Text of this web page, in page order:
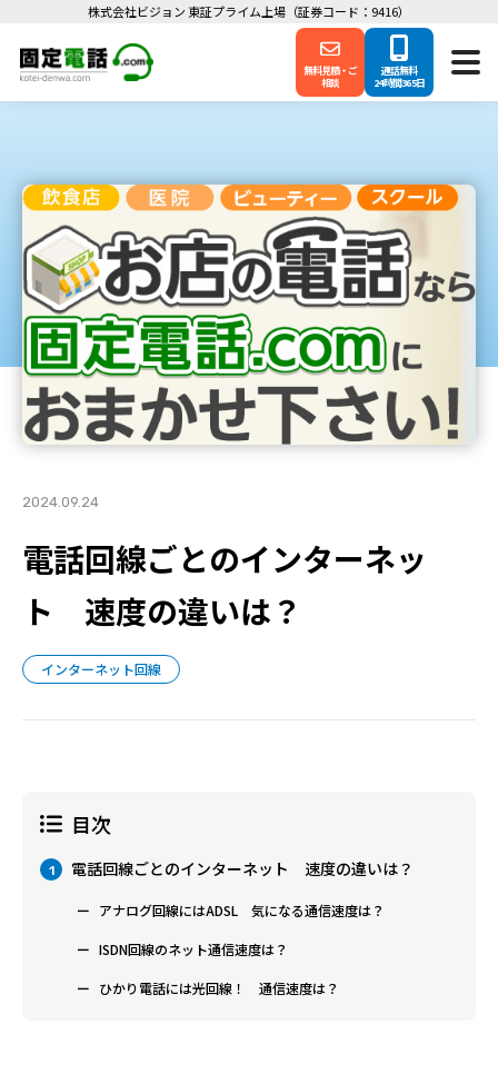
株式会社ビジョン 東証プライム上場（証券コード：9416）
無料見積・ご
相談
通話無料
24時間365日
2024.09.24
電話回線ごとのインターネッ
ト 速度の違いは？
インターネット回線
目次
1 電話回線ごとのインターネット 速度の違いは？
アナログ回線にはADSL 気になる通信速度は？
ISDN回線のネット通信速度は？
ひかり電話には光回線！ 通信速度は？